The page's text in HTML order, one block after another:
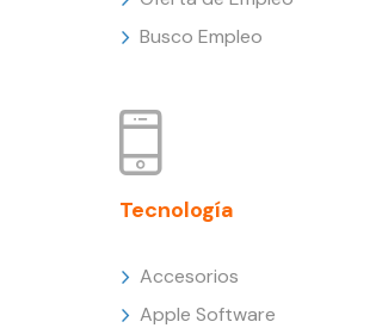
Busco Empleo
Tecnología
Accesorios
Apple Software